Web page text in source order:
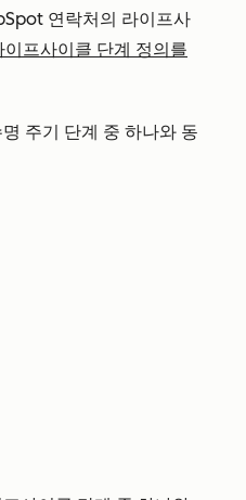
연락처의 라이프사
프사이클 단계 정의를
주기 단계 중 하나와 동